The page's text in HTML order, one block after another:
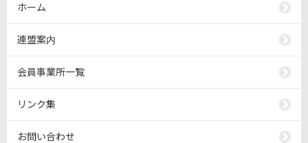
ホーム
連盟案内
会員事業所一覧
リンク集
お問い合わせ